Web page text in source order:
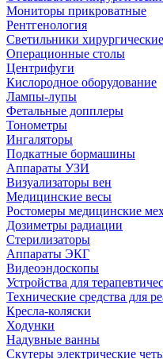
Мониторы прикроватные
Рентгенология
Светильники хирургические
Операционные столы
Центрифуги
Кислородное оборудование
Лампы-лупы
Фетальные допплеры
Тонометры
Ингаляторы
Подкатные бормашины
Аппараты УЗИ
Визуализаторы вен
Медицинские весы
Ростомеры медицинские
Дозиметры радиации
Стерилизаторы
Аппараты ЭКГ
Видеоэндоскопы
Устройства для
Технические средства для
Кресла-коляски
Ходунки
Надувные ванны
Скутеры электрические